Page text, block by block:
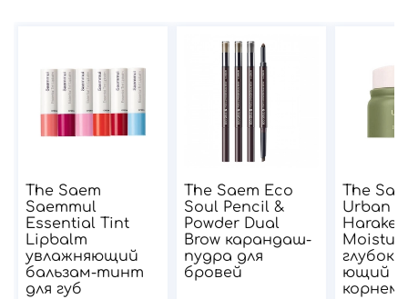
The Saem
Saemmul
Essential Tint
Lipbalm
увлажняющий
бальзам-тинт
для губ
The Saem Eco
Soul Pencil &
Powder Dual
Brow карандаш-
пудра для
бровей
The
Urban
ющий
корнем